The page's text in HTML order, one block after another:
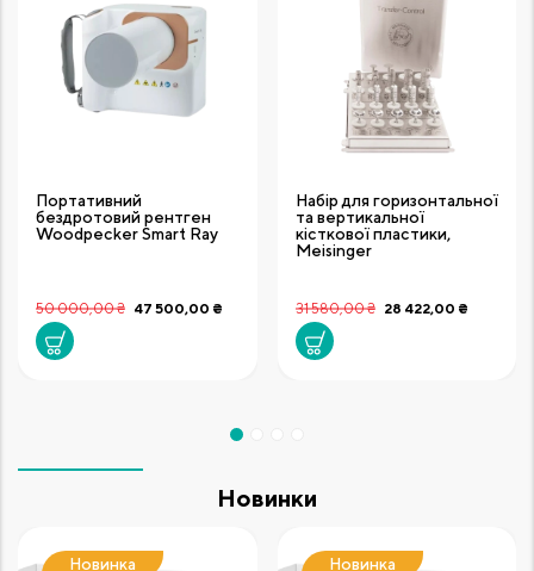
Портативний
бездротовий рентген
Woodpecker Smart Ray
50 000,00 ₴ 47 500,00 ₴
Набір для горизонтальної
та вертикальної
кісткової пластики,
Meisinger
31 580,00 ₴ 28 422,00 ₴
Новинки
Новинка Новинка